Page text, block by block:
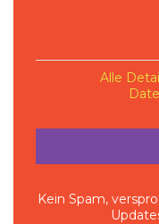
Alle
Kein Spam,